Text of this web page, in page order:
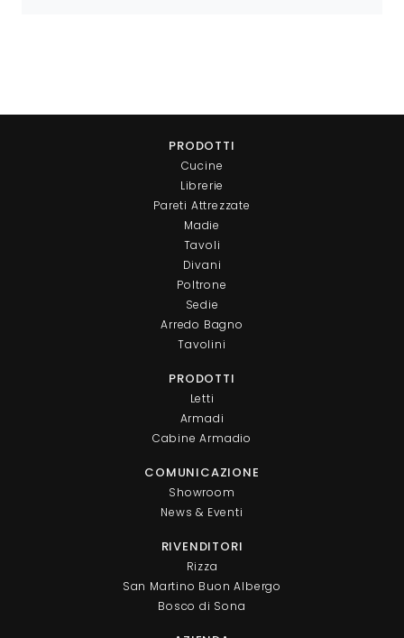
PRODOTTI
Cucine
Librerie
Pareti Attrezzate
Madie
Tavoli
Divani
Poltrone
Sedie
Arredo Bagno
Tavolini
PRODOTTI
Letti
Armadi
Cabine Armadio
COMUNICAZIONE
Showroom
News & Eventi
RIVENDITORI
Rizza
San Martino Buon Albergo
Bosco di Sona